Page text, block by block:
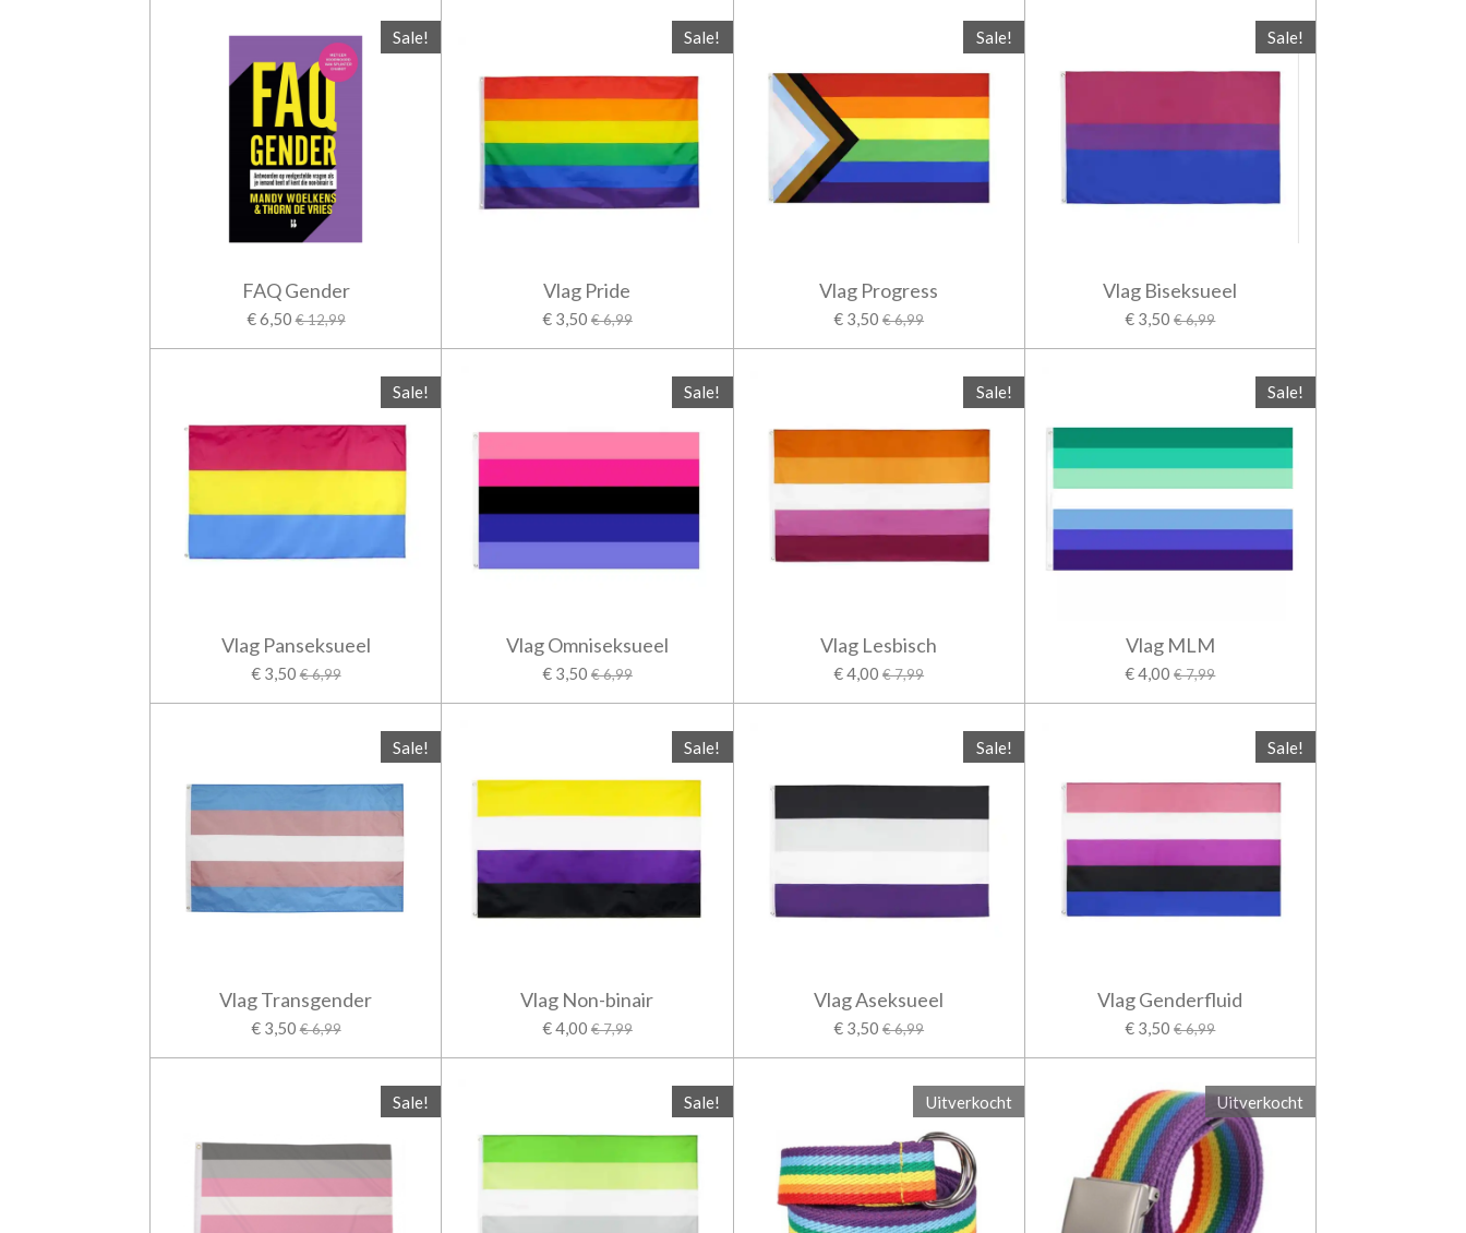
Sale!
FAQ Gender
€ 6,50 € 12,99
Sale!
Vlag Pride
€ 3,50 € 6,99
Sale!
Vlag Progress
€ 3,50 € 6,99
Sale!
Vlag Biseksueel
€ 3,50 € 6,99
Sale!
Vlag Panseksueel
€ 3,50 € 6,99
Sale!
Vlag Omniseksueel
€ 3,50 € 6,99
Sale!
Vlag Lesbisch
€ 4,00 € 7,99
Sale!
Vlag MLM
€ 4,00 € 7,99
Sale!
Vlag Transgender
€ 3,50 € 6,99
Sale!
Vlag Non-binair
€ 4,00 € 7,99
Sale!
Vlag Aseksueel
€ 3,50 € 6,99
Sale!
Vlag Genderfluid
€ 3,50 € 6,99
Sale! Sale! Uitverkocht Uitverkocht